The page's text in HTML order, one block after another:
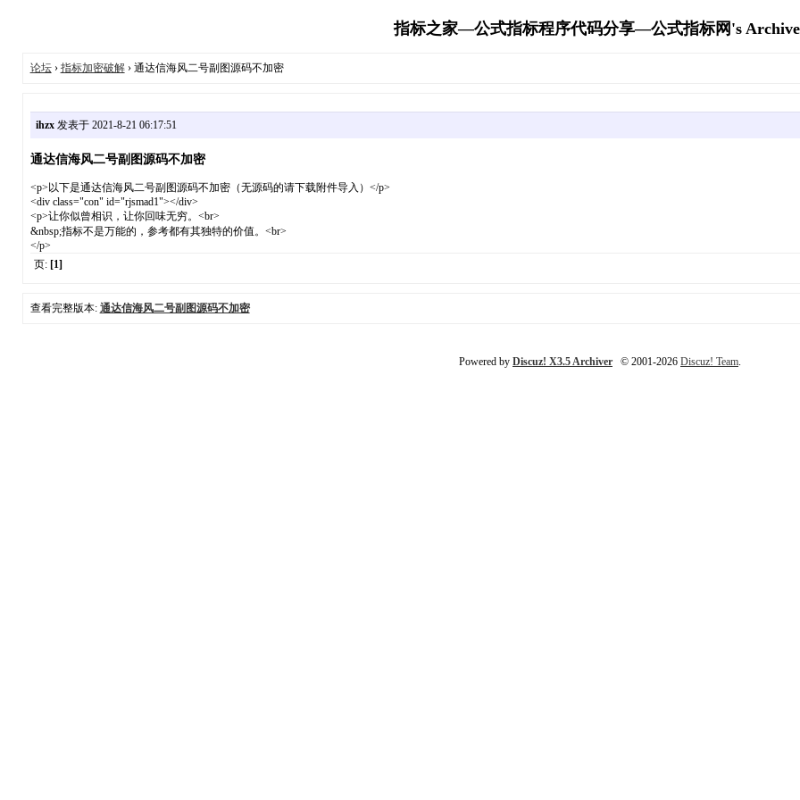
指标之家—公式指标程序代码分享—公式指标网's
论坛› 指标加密破解› 通达信海风二号副图源码不加密
ihzx发表于 2021-8-21 06:17:51
通达信海风二号副图源码不加密
<p>以下是通达信海风二号副图源码不加密（无源码的请下载附件导入）</p>
<div class="con" id="rjsmad1"></div>
<p>让你似曾相识，让你回味无穷。<br>
&nbsp;指标不是万能的，参考都有其独特的价值。<br>
</p>
页: [1]
查看完整版本: 通达信海风二号副图源码不加密
Powered by Discuz! X3.5 Archiver © 2001-2026 Discuz! Team.